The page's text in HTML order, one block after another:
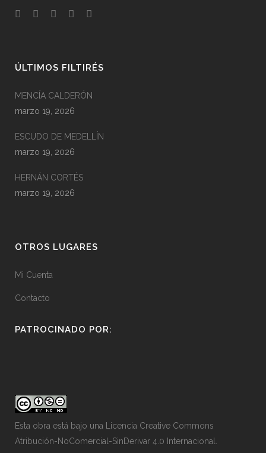
ÚLTIMOS FILTIRÉS
MENCÍA CALDERÓN
marzo 19, 2026
ESCUDO DE MEDELLÍN
marzo 19, 2026
HERNÁN CORTÉS
marzo 19, 2026
OTROS LUGARES
Mi Cuenta
Contacto
PATROCINADO POR:
Esta obra está bajo una
Licencia Creative Commons
Atribución-NoComercial-SinDerivar 4.0 Internacional